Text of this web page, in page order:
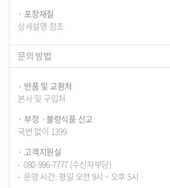
포장재질
상세설명 참조
문의 방법
반품 및 교환처
본사 및 구입처
부정ㆍ불량식품 신고
국번 없이 1399
고객지원실
080-996-7777 (수신자부담)
운영 시간: 평일 오전 9시 ~ 오후 5시